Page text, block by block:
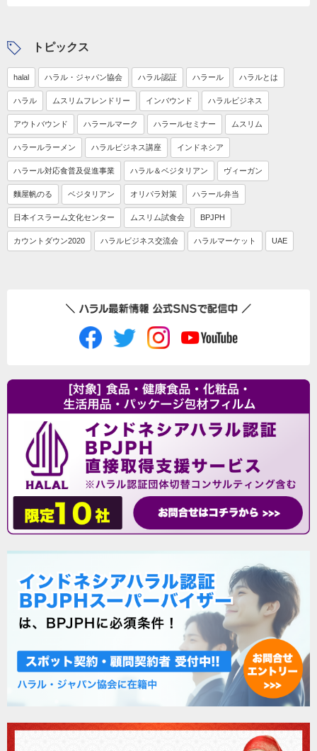
トピックス
halal ハラル・ジャパン協会 ハラル認証 ハラール ハラルとは
ハラル ムスリムフレンドリー インバウンド ハラルビジネス
アウトバウンド ハラールマーク ハラールセミナー ムスリム
ハラールラーメン ハラルビジネス講座 インドネシア
ハラール対応食普及促進事業 ハラル＆ベジタリアン ヴィーガン
麵屋帆のる ベジタリアン オリパラ対策 ハラール弁当
日本イスラーム文化センター ムスリム試食会 BPJPH
カウントダウン2020 ハラルビジネス交流会 ハラルマーケット UAE